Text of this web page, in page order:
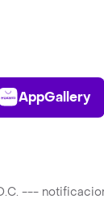
AppGallery
---